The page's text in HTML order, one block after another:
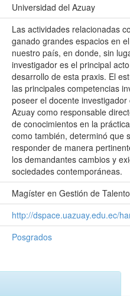
Universidad del Azuay
Las actividades relacionadas
ganado grandes espacios en
nuestro país, en donde, sin
investigador es el principal
desarrollo de esta praxis. El
las principales competencias
poseer el docente
Azuay como responsable
de conocimientos en la
como también, determinó que
responder de manera
los demandantes cambios y
sociedades contemporáneas.
Magíster en Gestión de
http://dspace.uazuay.edu.ec/
Posgrados